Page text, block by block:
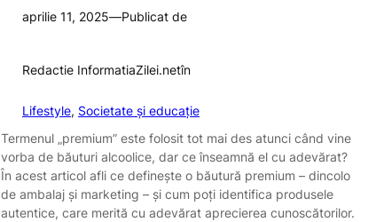
aprilie 11, 2025—Publicat de
Redactie InformatiaZilei.netîn
Lifestyle, Societate și educație
Termenul „premium” este folosit tot mai des atunci când vine
vorba de băuturi alcoolice, dar ce înseamnă el cu adevărat?
În acest articol afli ce definește o băutură premium – dincolo
de ambalaj și marketing – și cum poți identifica produsele
autentice, care merită cu adevărat aprecierea cunoscătorilor.